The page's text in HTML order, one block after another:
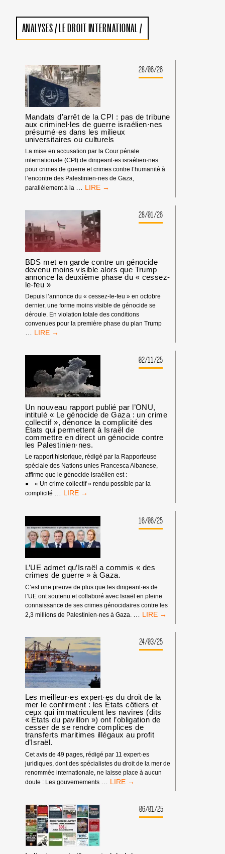
ANALYSES/ LE DROIT INTERNATIONAL/
28/06/26
Mandats d’arrêt de la CPI : pas de tribune
aux criminel·les de guerre israélien·nes
présumé·es dans les milieux
universitaires ou culturels
La mise en accusation par la Cour pénale
internationale (CPI) de dirigeant·es israélien·nes
pour crimes de guerre et crimes contre l’humanité à
l’encontre des Palestinien·nes de Gaza,
parallèlement à la
MANDATS
LA
CPI
:
PAS
DE
TRIBUNE
AUX
CRIMINEL·LES
GUERRE
ISRAÉLIEN·NES
PRÉSUMÉ·ES
DANS
OU
CULTURELS
28/01/26
BDS met en garde contre un génocide
devenu moins visible alors que Trump
annonce la deuxième phase du « cessez-
le-feu »
Depuis l’annonce du « cessez-le-feu » en octobre
dernier, une forme moins visible de génocide se
déroule. En violation totale des conditions
convenues pour la première phase du plan Trump
… BDS
CONTRE
UN
GÉNOCIDE
DEVENU
MOINS
VISIBLE
ALORS
QUE
TRUMP
ANNONCE
LA
DEUXIÈME
PHASE
DU
«
»
02/11/25
Un nouveau rapport publié par l’ONU,
intitulé « Le génocide de Gaza : un crime
collectif », dénonce la complicité des
États qui permettent à Israël de
commettre en direct un génocide contre
les Palestinien·nes.
Le rapport historique, rédigé par la Rapporteuse
spéciale des Nations unies Francesca Albanese,
affirme que le génocide israélien est :
● « Un crime collectif » rendu possible par la
complicité … UN
PAR
L’ONU,
INTITULÉ
LE
GÉNOCIDE
GAZA
:
UN
CRIME
»,
DÉNONCE
LA
COMPLICITÉ
DES
ÉTATS
PERMETTENT
À
ISRAËL
DE
COMMETTRE
DIRECT
UN
GÉNOCIDE
CONTRE
16/06/25
L’UE admet qu’Israël a commis « des
crimes de guerre » à Gaza.
C’est une preuve de plus que les dirigeant·es de
l’UE ont soutenu et collaboré avec Israël en pleine
connaissance de ses crimes génocidaires contre les
2,3 millions de Palestinien·nes à Gaza.
L’UE
QU’ISRAËL
A
COMMIS
À
GAZA.
24/03/25
Les meilleur·es expert·es du droit de la
mer le confirment : les États côtiers et
ceux qui immatriculent les navires (dits
« États du pavillon ») ont l’obligation de
cesser de se rendre complices de
transferts maritimes illégaux au profit
d’Israël.
Cet avis de 49 pages, rédigé par 11 expert·es
juridiques, dont des spécialistes du droit de la mer de
renommée internationale, ne laisse place à aucun
doute : Les gouvernements
LES
06/01/25